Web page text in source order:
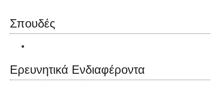
Σπουδές
Ερευνητικά Ενδιαφέροντα